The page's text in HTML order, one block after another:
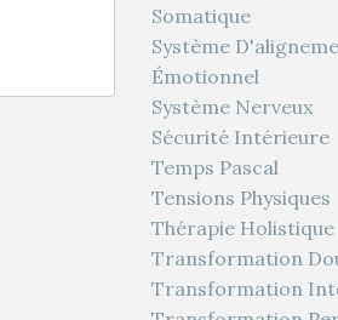
Somatique
Système
Émotionnel
Système Nerveux
Sécurité Intérieure
Temps Pascal
Tensions Physiques
Thérapie Holistique
Transformation
Transformation